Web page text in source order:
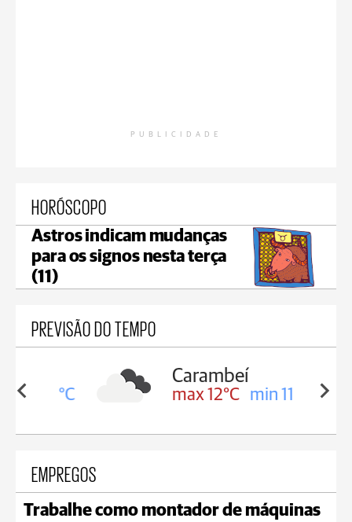
PUBLICIDADE
HORÓSCOPO
Astros indicam mudanças
para os signos nesta terça
(11)
PREVISÃO DO TEMPO
12°C
Carambeí
max 12°C min 11°C
EMPREGOS
Trabalhe como montador de máquinas